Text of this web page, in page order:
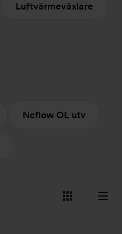
Luftvärmeväxlare
Ncflow OL utv
Visa
Visa